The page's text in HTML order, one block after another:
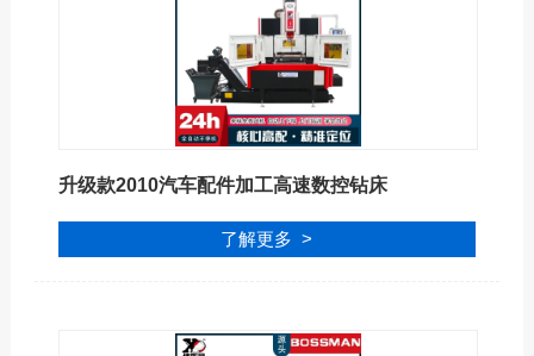
升级款2010汽车配件加工高速数控钻床
了解更多 >